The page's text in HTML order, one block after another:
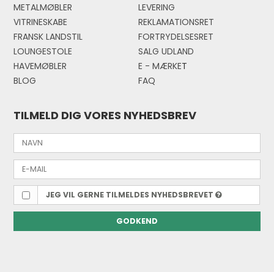
METALMØBLER
VITRINESKABE
FRANSK LANDSTIL
LOUNGESTOLE
HAVEMØBLER
BLOG
LEVERING
REKLAMATIONSRET
FORTRYDELSESRET
SALG UDLAND
E - MÆRKET
FAQ
TILMELD DIG VORES NYHEDSBREV
JEG VIL GERNE TILMELDES NYHEDSBREVET
GODKEND